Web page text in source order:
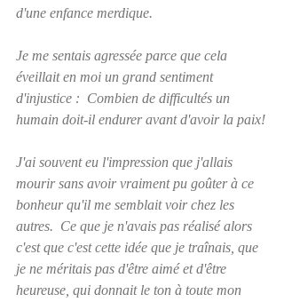
d'une enfance merdique.
Je me sentais agressée parce que cela
éveillait en moi un grand sentiment
d'injustice :  Combien de difficultés un
humain doit-il endurer avant d'avoir la paix!
J'ai souvent eu l'impression que j'allais
mourir sans avoir vraiment pu goûter à ce
bonheur qu'il me semblait voir chez les
autres.  Ce que je n'avais pas réalisé alors
c'est que c'est cette idée que je traînais, que
je ne méritais pas d'être aimé et d'être
heureuse, qui donnait le ton à toute mon